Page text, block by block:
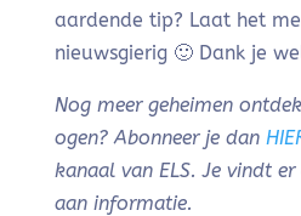
aardende tip? Laat het
nieuwsgierig 🙂 Dank je
Nog meer geheimen
ogen? Abonneer je dan
kanaal van ELS. Je vindt er
aan informatie.